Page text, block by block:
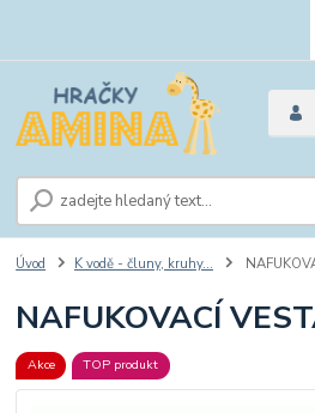
Úvod K vodě - čluny, kruhy...
NAFUKOVACÍ
Akce TOP produkt